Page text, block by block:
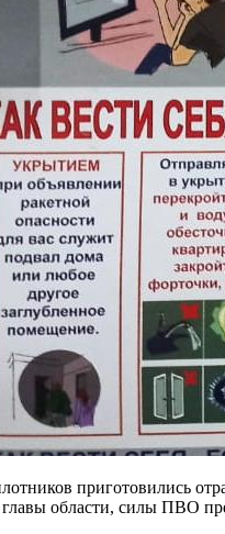
приготовились
области, силы ПВО